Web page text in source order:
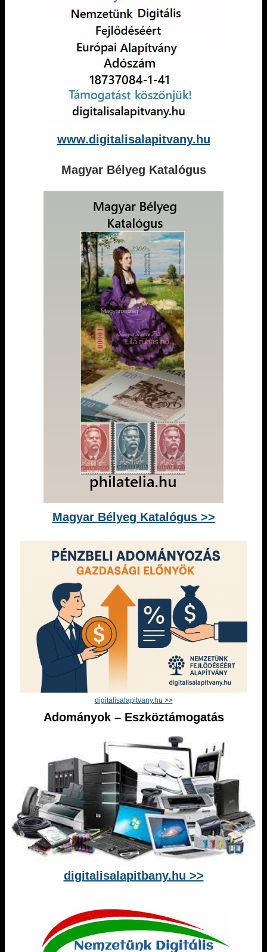
www.digitalisalapitvany.hu
Magyar Bélyeg Katalógus
Magyar Bélyeg Katalógus >>
digitalisalapitvany.hu >>
Adományok – Eszköztámogatás
digitalisalapitbany.hu >>